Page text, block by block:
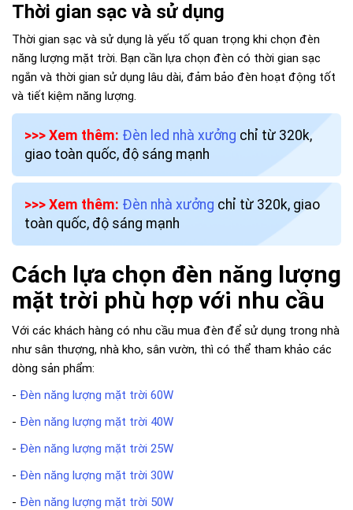
Thời gian sạc và sử dụng
Thời gian sạc và sử dụng là yếu tố quan trọng khi chọn đèn
năng lượng mặt trời. Bạn cần lựa chọn đèn có thời gian sạc
ngắn và thời gian sử dụng lâu dài, đảm bảo đèn hoạt động tốt
và tiết kiệm năng lượng.
>>> Xem thêm: Đèn led nhà xưởng chỉ từ 320k,
giao toàn quốc, độ sáng mạnh
>>> Xem thêm: Đèn nhà xưởng chỉ từ 320k, giao
toàn quốc, độ sáng mạnh
Cách lựa chọn đèn năng lượng
mặt trời phù hợp với nhu cầu
Với các khách hàng có nhu cầu mua đèn để sử dụng trong nhà
như sân thượng, nhà kho, sân vườn, thì có thể tham khảo các
dòng sản phẩm:
- Đèn năng lượng mặt trời 60W
- Đèn năng lượng mặt trời 40W
- Đèn năng lượng mặt trời 25W
- Đèn năng lượng mặt trời 30W
- Đèn năng lượng mặt trời 50W